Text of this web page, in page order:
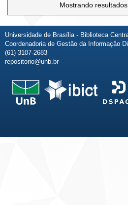
Mostrando
Universidade de Brasília - Biblioteca
Coordenadoria de Gestão da Informação
(61) 3107-2683
repositorio@unb.br